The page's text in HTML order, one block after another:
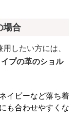
場合
したい方には、
プの革のショル
イビーなど落ち着
も合わせやすくな